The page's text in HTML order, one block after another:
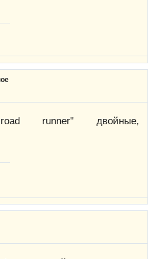
runner" двойные,